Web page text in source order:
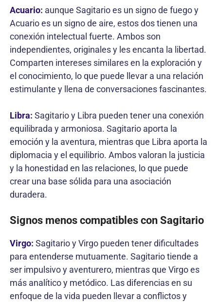
Acuario: aunque Sagitario es un signo de fuego y
Acuario es un signo de aire, estos dos tienen una
conexión intelectual fuerte. Ambos son
independientes, originales y les encanta la libertad.
Comparten intereses similares en la exploración y
el conocimiento, lo que puede llevar a una relación
estimulante y llena de conversaciones fascinantes.
Libra: Sagitario y Libra pueden tener una conexión
equilibrada y armoniosa. Sagitario aporta la
emoción y la aventura, mientras que Libra aporta la
diplomacia y el equilibrio. Ambos valoran la justicia
y la honestidad en las relaciones, lo que puede
crear una base sólida para una asociación
duradera.
Signos menos compatibles con Sagitario
Virgo: Sagitario y Virgo pueden tener dificultades
para entenderse mutuamente. Sagitario tiende a
ser impulsivo y aventurero, mientras que Virgo es
más analítico y metódico. Las diferencias en su
enfoque de la vida pueden llevar a conflictos y